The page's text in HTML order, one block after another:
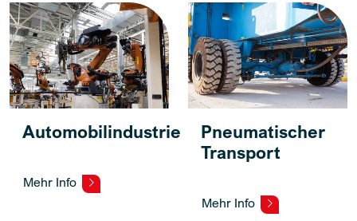
Automobilindustrie
Mehr Info
Pneumatischer
Transport
Mehr Info